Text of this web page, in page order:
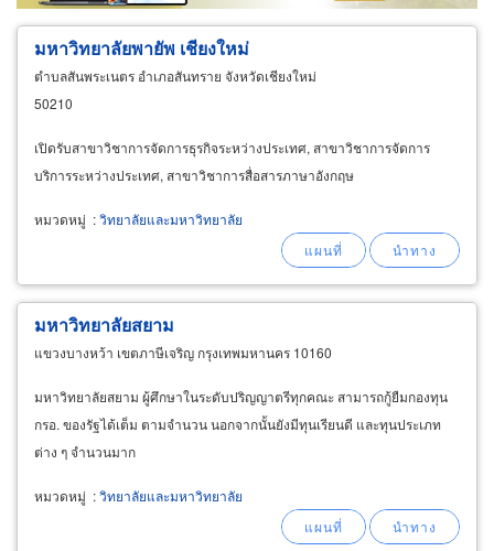
มหาวิทยาลัยพายัพ เชียงใหม่
ตำบลสันพระเนตร อำเภอสันทราย จังหวัดเชียงใหม่
50210
เปิดรับสาขาวิชาการจัดการธุรกิจระหว่างประเทศ, สาขาวิชาการจัดการ
บริการระหว่างประเทศ, สาขาวิชาการสื่อสารภาษาอังกฤษ
หมวดหมู่ :วิทยาลัยและมหาวิทยาลัย
มหาวิทยาลัยสยาม
แขวงบางหว้า เขตภาษีเจริญ กรุงเทพมหานคร 10160
มหาวิทยาลัยสยาม ผู้ศึกษาในระดับปริญญาตรีทุกคณะ สามารถกู้ยืมกองทุน
กรอ. ของรัฐได้เต็ม ตามจำนวน นอกจากนั้นยังมีทุนเรียนดี และทุนประเภท
ต่าง ๆ จำนวนมาก
หมวดหมู่ :วิทยาลัยและมหาวิทยาลัย